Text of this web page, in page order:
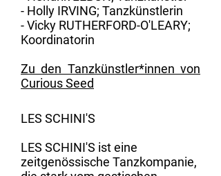
- Holly IRVING; Tanzkünstlerin
- Vicky RUTHERFORD-O'LEARY;
Koordinatorin
Zu den Tanzkünstler*innen von
Curious Seed
​LES SCHINI'S
LES SCHINI'S ist eine
zeitgenössische Tanzkompanie,